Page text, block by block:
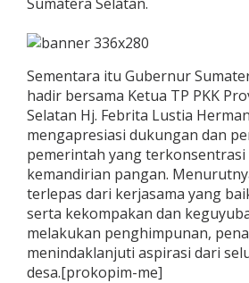
Sementara itu Gubernur
hadir bersama Ketua TP PKK
Selatan Hj. Febrita Lustia
mengapresiasi dukungan dan
pemerintah yang terkonsentrasi
kemandirian pangan.
terlepas dari kerjasama yang
serta kekompakan dan
melakukan penghimpunan,
menindaklanjuti aspirasi dari
desa.[prokopim-me]